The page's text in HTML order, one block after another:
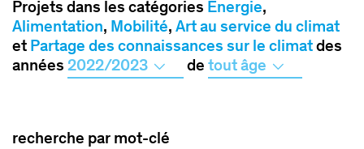
Projets dans les catégories Énergie,
Alimentation, Mobilité, Art au service du climat
et Partage des connaissances sur le climat des
années 2022/2023 de tout âge
recherche par mot-clé